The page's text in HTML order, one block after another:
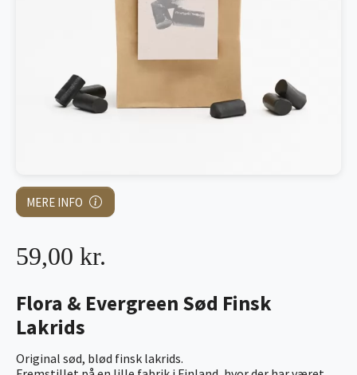
MERE INFO
Flora & Evergreen Sød Finsk
Lakrids
Original sød, blød finsk lakrids.
59,00 kr.